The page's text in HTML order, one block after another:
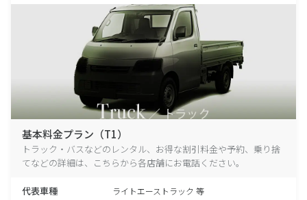
基本料金プラン（T1）
トラック・バスなどのレンタル、お得な割引料金や予約、乗り捨
てなどの詳細は、こちらから各店舗にお電話ください。
代表車種 ライトエーストラック 等